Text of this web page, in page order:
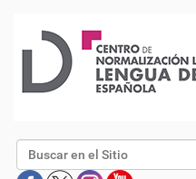
Buscar